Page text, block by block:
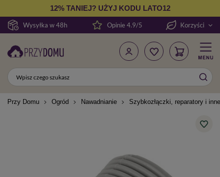
Wysyłka w 48h
12% TANIEJ? UŻYJ KODU LATO12
Opinie 4.9/5 Korzyści
Przy Domu Ogród Nawadnianie Szybkozłączki, reparatory i